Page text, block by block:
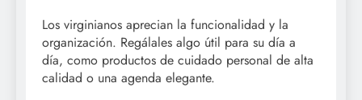
Los virginianos aprecian la funcionalidad y la
organización. Regálales algo útil para su día a
día, como productos de cuidado personal de alta
calidad o una agenda elegante.